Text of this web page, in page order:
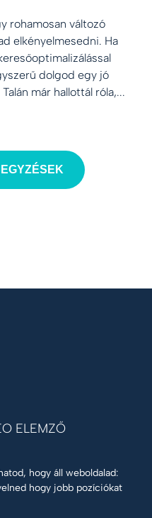
rohamosan változó
elkényelmesedni. Ha
dolgod egy jó
már hallottál róla,...
ELEMZŐ
hogy áll weboldalad:
hogy jobb pozíciókat